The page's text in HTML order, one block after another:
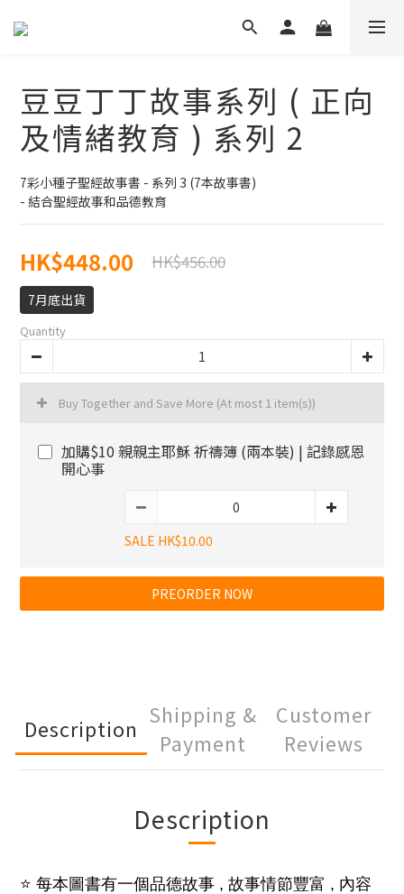
豆豆丁丁故事系列 ( 正向
及情緒教育 ) 系列 2
7彩小種子聖經故事書 - 系列 3 (7本故事書)
- 結合聖經故事和品德教育
HK$448.00 HK$456.00
7月底出貨
Quantity
Buy Together and Save More (At most 1 item(s))
加購$10 親親主耶穌 祈禱簿 (兩本裝) | 記錄感恩
開心事
SALE HK$10.00
PREORDER NOW
Description
Shipping &
Payment
Customer
Reviews
Description
⭐ 每本圖書有一個品德故事 , 故事情節豐富 , 內容